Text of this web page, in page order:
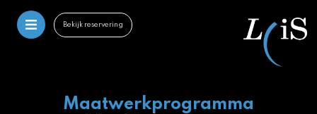
Bekijk reservering
Maatwerkprogramma